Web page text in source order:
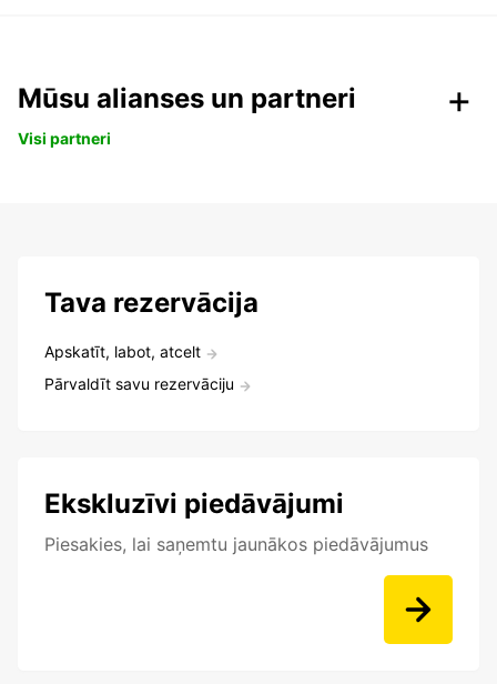
Mūsu alianses un partneri
Visi partneri
Tava rezervācija
Apskatīt, labot, atcelt
Pārvaldīt savu rezervāciju
Ekskluzīvi piedāvājumi
Piesakies, lai saņemtu jaunākos piedāvājumus